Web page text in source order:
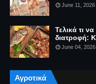
June 11, 2026
Τελικά τι
διατροφή:
June 04, 2026
Αγροτικά